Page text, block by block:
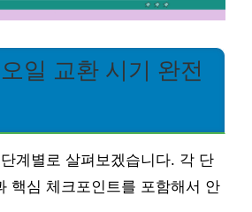
일 교환 시기 완전
계별로 살펴보겠습니다. 각 단
핵심 체크포인트를 포함해서 안